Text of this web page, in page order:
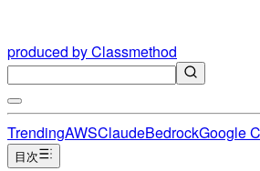
produced by Classmethod
TrendingAWSClaudeBedrockGoogle
目次